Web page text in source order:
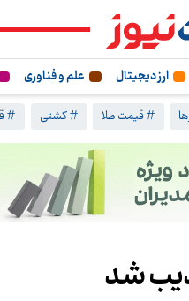
ارز دیجیتال علم و فناوری
# قیمت طلا # کشتی #
شد